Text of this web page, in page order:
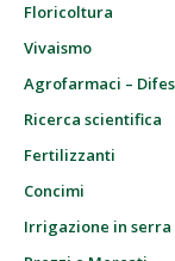
Floricoltura
Vivaismo
Agrofarmaci –
Ricerca scientifica
Fertilizzanti
Concimi
Irrigazione in serra